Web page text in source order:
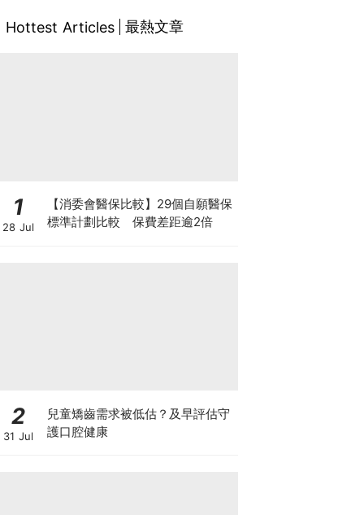
Hottest Articles 最熱文章
1
28 Jul
【消委會醫保比較】29個自願醫保
標準計劃比較 保費差距逾2倍
2
31 Jul
兒童矯齒需求被低估？及早評估守
護口腔健康